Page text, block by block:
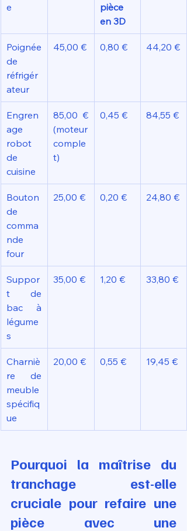
e
pièce
en 3D
Poignée
de
réfrigér
ateur
45,00 € 0,80 € 44,20 €
Engren
age
robot
de
cuisine
85,00 €
(moteur
comple
t)
0,45 € 84,55 €
Bouton
de
comma
nde
four
25,00 € 0,20 € 24,80 €
Suppor
t de
bac à
légume
s
35,00 € 1,20 € 33,80 €
Charniè
re de
meuble
spécifiq
ue
20,00 € 0,55 € 19,45 €
Pourquoi la maîtrise du
tranchage est-elle
cruciale pour refaire une
pièce avec une